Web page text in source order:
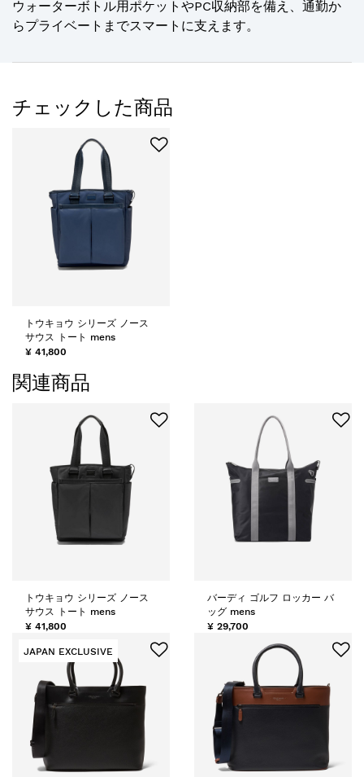
ウォーターボトル用ポケットやPC収納部を備え、通勤か
らプライベートまでスマートに支えます。
チェックした商品
トウキョウ シリーズ ノース
サウス トート mens
¥ 41,800
関連商品
トウキョウ シリーズ ノース
サウス トート mens
¥ 41,800
バーディ ゴルフ ロッカー バ
ッグ mens
¥ 29,700
JAPAN EXCLUSIVE